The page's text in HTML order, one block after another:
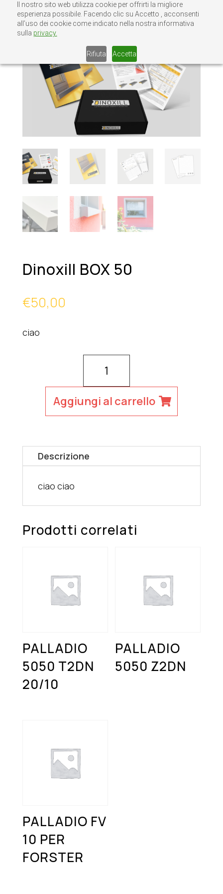
Il nostro sito web utilizza cookie per offrirti la migliore
esperienza possibile. Facendo clic su Accetto , acconsenti
all’uso dei cookie come indicato nella nostra informativa
sulla privacy.
Rifiuta Accetta
Dinoxill BOX 50
€50,00
ciao
quantità
Aggiungi al carrello
Descrizione
ciao ciao
Prodotti correlati
PALLADIO
5050 T2DN
20/10
PALLADIO
5050 Z2DN
PALLADIO FV
10 PER
FORSTER